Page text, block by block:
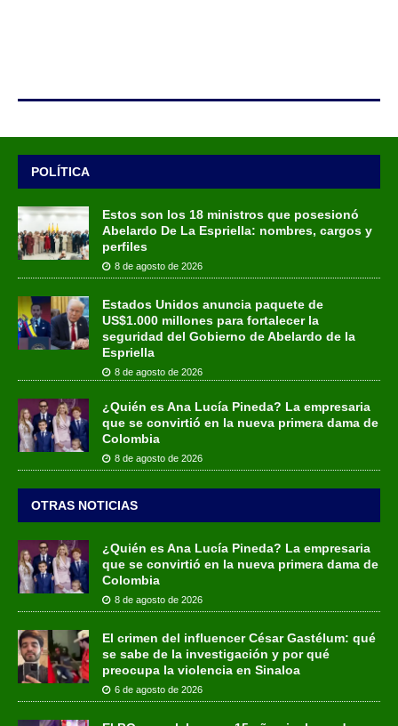
POLÍTICA
Estos son los 18 ministros que posesionó
Abelardo De La Espriella: nombres, cargos y
perfiles
8 de agosto de 2026
Estados Unidos anuncia paquete de
US$1.000 millones para fortalecer la
seguridad del Gobierno de Abelardo de la
Espriella
8 de agosto de 2026
¿Quién es Ana Lucía Pineda? La empresaria
que se convirtió en la nueva primera dama de
Colombia
8 de agosto de 2026
OTRAS NOTICIAS
¿Quién es Ana Lucía Pineda? La empresaria
que se convirtió en la nueva primera dama de
Colombia
8 de agosto de 2026
El crimen del influencer César Gastélum: qué
se sabe de la investigación y por qué
preocupa la violencia en Sinaloa
6 de agosto de 2026